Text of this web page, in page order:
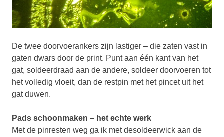
De twee doorvoerankers zijn lastiger – die zaten vast in
gaten dwars door de print. Punt aan één kant van het
gat, soldeerdraad aan de andere, soldeer doorvoeren tot
het volledig vloeit, dan de restpin met het pincet uit het
gat duwen.
Pads schoonmaken – het echte werk
Met de pinresten weg ga ik met desoldeerwick aan de